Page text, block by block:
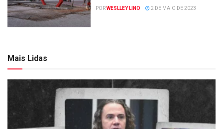
PORWESLLEY LINO 2 DE MAIO DE 2023
Mais Lidas